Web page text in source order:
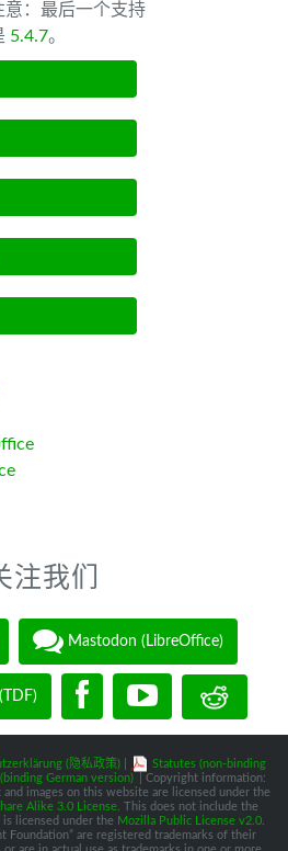
：最后一个支持
5.4.7。
注我们
Mastodon (LibreOffice)
(隐私政策)|
Statutes (non-binding
German version)
| Copyright information:
images on this website are licensed under the
Alike 3.0 License . This does not include the
licensed under the Mozilla Public License v2.0
Foundation” are registered trademarks of their